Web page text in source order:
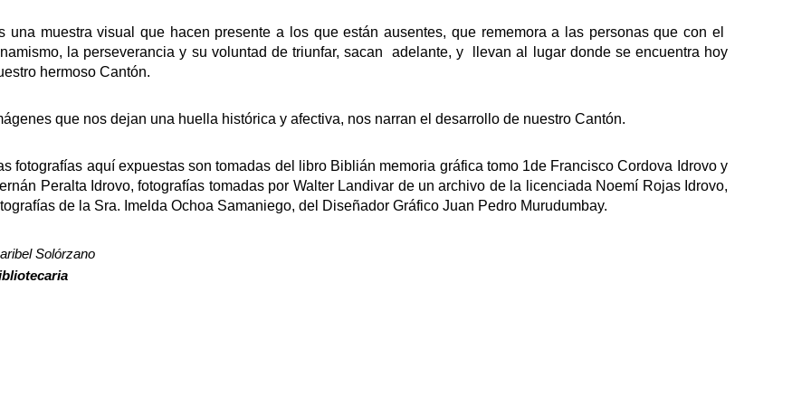
una muestra visual que hacen presente a los que están ausentes, que rememora a las personas que con el
la perseverancia y su voluntad de triunfar, sacan
adelante, y llevan al lugar donde se encuentra hoy
hermoso Cantón.
que nos dejan una huella histórica y afectiva, nos narran el desarrollo de nuestro Cantón.
fotografías aquí expuestas son tomadas del libro Biblián memoria gráfica tomo 1de Francisco Cordova Idrovo y
Peralta Idrovo, fotografías tomadas por Walter Landivar de un archivo de la licenciada Noemí Rojas Idrovo,
de la Sra. Imelda Ochoa Samaniego, del Diseñador Gráfico Juan Pedro Murudumbay.
Solórzano